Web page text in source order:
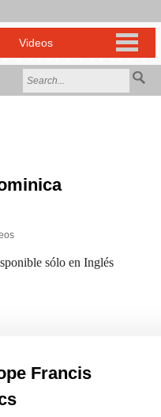
sólo en Inglés
Francis